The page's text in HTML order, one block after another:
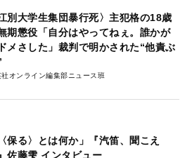
江別大学生集団暴行死〉主犯格の18歳
期懲役「自分はやってねぇ。誰かが
メさした」裁判で明かされた“他責ぶ
社オンライン編集部ニュース班
〈保る〉とは何か」『汽笛、聞こえ
佐藤雫 インタビュー